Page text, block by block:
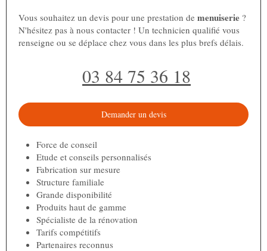
Vous souhaitez un devis pour une prestation de menuiserie ?
N'hésitez pas à nous contacter ! Un technicien qualifié vous
renseigne ou se déplace chez vous dans les plus brefs délais.
03 84 75 36 18
Demander un devis
Force de conseil
Etude et conseils personnalisés
Fabrication sur mesure
Structure familiale
Grande disponibilité
Produits haut de gamme
Spécialiste de la rénovation
Tarifs compétitifs
Partenaires reconnus